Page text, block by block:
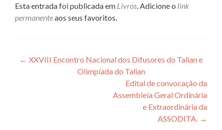
Esta entrada foi publicada em Livros . Adicione o link
permanenteaos seus favoritos.
Navegação
← XXVIII Encontro Nacional dos Difusores do Talian e
Olimpíada do Talian
Edital de convocação da
Assembleia Geral Ordinária
e Extraordinária da
ASSODITA. →